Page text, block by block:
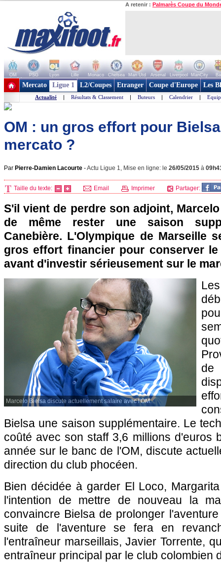
A retenir : Palmarès Coupe du
OM PSG Lyon Lille Monaco Chelsea Man Utd Arsenal Liverpool ManCity
+ de clubs
Mercato Ligue 1 L2/Coupes Etranger Coupe d'Europe Les
Actualité | Résultats & Classement | Buteurs | Calendrier |
OM : un gros effort pour
mercato ?
Par Pierre-Damien Lacourte -Actu Ligue 1, Mise en ligne: le 26/05/2015 à
Taille du texte: Email Imprimer Partager:
S'il vient de perdre son adjoint,
de même rester une saison
Canebière. L'Olympique de Marseille
gros effort financier pour conserver
avant d'investir sérieusement sur le
Marcelo Bielsa discute actuellement salaire avec l'OM.
Bielsa une saison supplémentaire. Le
coûté avec son staff 3,6 millions d'euros
année sur le banc de l'OM, discute
direction du club phocéen.
Bien décidée à garder El Loco,
l'intention de mettre de nouveau la
convaincre Bielsa de prolonger
suite de l'aventure se fera en
l'entraîneur marseillais, Javier Torrente,
entraîneur principal par le club colombien